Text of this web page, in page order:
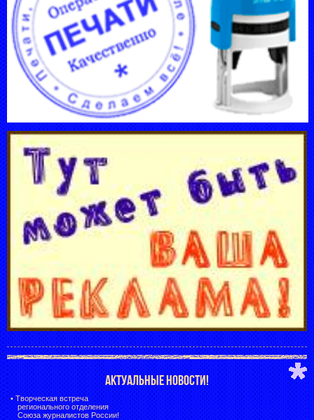
АКТУАЛЬНЫЕ НОВОСТИ!
• Творческая встреча
регионального отделения
Союза журналистов России!